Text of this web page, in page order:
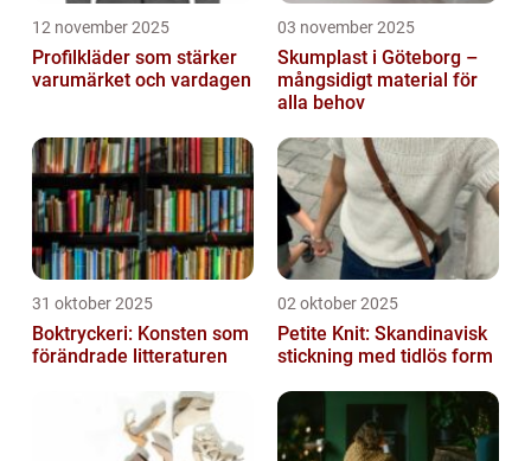
12 november 2025
Profilkläder som stärker
varumärket och vardagen
03 november 2025
Skumplast i Göteborg –
mångsidigt material för
alla behov
31 oktober 2025
Boktryckeri: Konsten som
förändrade litteraturen
02 oktober 2025
Petite Knit: Skandinavisk
stickning med tidlös form